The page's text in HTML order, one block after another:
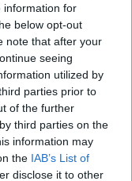
information for
below opt-out
note that after your
seeing
utilized by
parties prior to
of the further
third parties on the
information may
the IAB’s List of
disclose it to other
και